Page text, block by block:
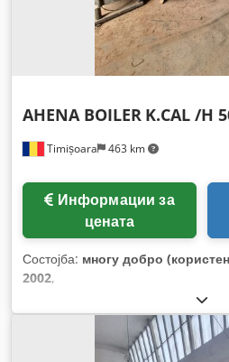
Timișoara 463 km
AHENA BOILER K.CAL /H
цената
Состојба: многу добро
2002,